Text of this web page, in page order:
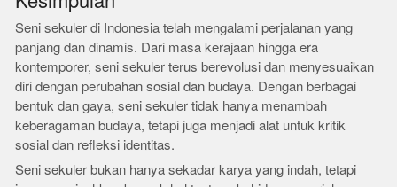
Seni sekuler di Indonesia telah mengalami perjalanan yang
panjang dan dinamis. Dari masa kerajaan hingga era
kontemporer, seni sekuler terus berevolusi dan menyesuaikan
diri dengan perubahan sosial dan budaya. Dengan berbagai
bentuk dan gaya, seni sekuler tidak hanya menambah
keberagaman budaya, tetapi juga menjadi alat untuk kritik
sosial dan refleksi identitas.
Seni sekuler bukan hanya sekadar karya yang indah, tetapi